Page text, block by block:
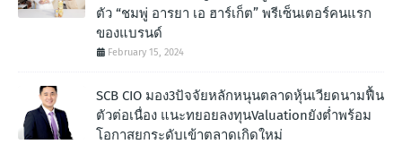
ตัว “ชมพู่ อารยา เอ ฮาร์เก็ต” พรีเซ็นเตอร์คนแรก
ของแบรนด์
February 15, 2024
SCB CIO มอง3ปัจจัยหลักหนุนตลาดหุ้นเวียดนามฟื้น
ตัวต่อเนื่อง แนะทยอยลงทุนValuationยังต่ำพร้อม
โอกาสยกระดับเข้าตลาดเกิดใหม่